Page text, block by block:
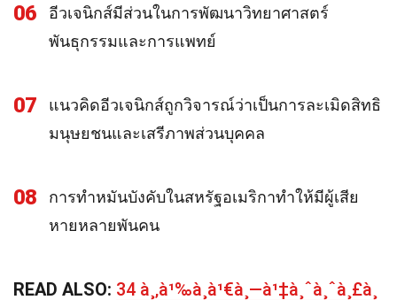
06
อีวเจนิกส์มีส่วนในการพัฒนาวิทยาศาสตร์
พันธุกรรมและการแพทย์
07
แนวคิดอีวเจนิกส์ถูกวิจารณ์ว่าเป็นการละเมิดสิทธิ
มนุษยชนและเสรีภาพส่วนบุคคล
08
การทำหมันบังคับในสหรัฐอเมริกาทำให้มีผู้เสีย
หายหลายพันคน
READ ALSO: 34 à¸‚à¹‰à¸­à¹€à¸—à¹‡à¸ˆà¸ˆà¸£à¸